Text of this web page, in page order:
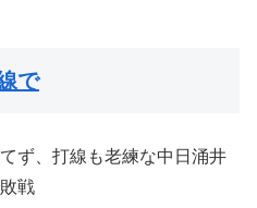
で
ず、打線も老練な中日涌井
戦